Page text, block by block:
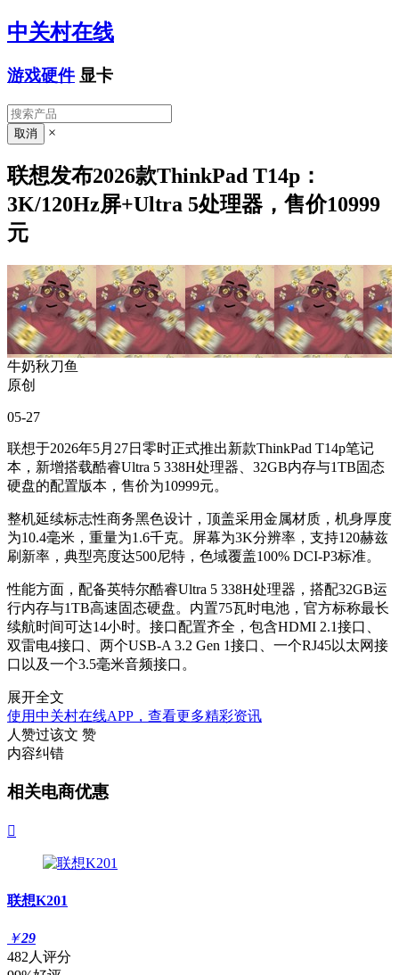
中关村在线
游戏硬件 显卡
×
联想发布2026款ThinkPad T14p：
3K/120Hz屏+Ultra 5处理器，售价10999
元
牛奶秋刀鱼
原创
05-27
联想于2026年5月27日零时正式推出新款ThinkPad T14p笔记
本，新增搭载酷睿Ultra 5 338H处理器、32GB内存与1TB固态
硬盘的配置版本，售价为10999元。
整机延续标志性商务黑色设计，顶盖采用金属材质，机身厚度
为10.4毫米，重量为1.6千克。屏幕为3K分辨率，支持120赫兹
刷新率，典型亮度达500尼特，色域覆盖100% DCI-P3标准。
性能方面，配备英特尔酷睿Ultra 5 338H处理器，搭配32GB运
行内存与1TB高速固态硬盘。内置75瓦时电池，官方标称最长
续航时间可达14小时。接口配置齐全，包含HDMI 2.1接口、
双雷电4接口、两个USB-A 3.2 Gen 1接口、一个RJ45以太网接
口以及一个3.5毫米音频接口。
展开全文
使用中关村在线APP，查看更多精彩资讯
人赞过该文 赞
内容纠错
相关电商优惠

联想K201
￥29
482人评分